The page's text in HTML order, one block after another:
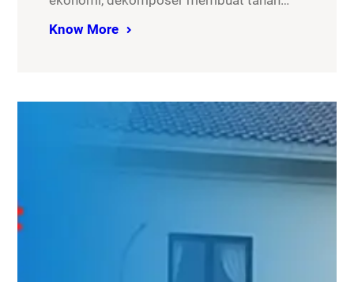
Know More